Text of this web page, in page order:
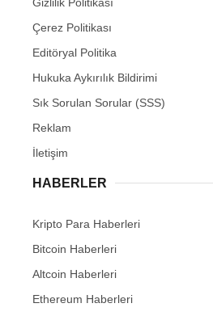
Çerez Politikası
Editöryal Politika
Hukuka Aykırılık Bildirimi
Sık Sorulan Sorular (SSS)
Reklam
İletişim
HABERLER
Kripto Para Haberleri
Bitcoin Haberleri
Altcoin Haberleri
Ethereum Haberleri